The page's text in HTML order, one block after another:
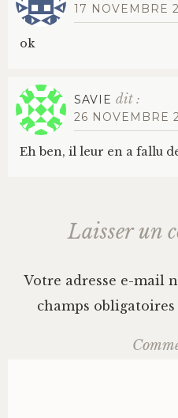
17 NOVEMBRE
ok
SAVIE dit :
26 NOVEMBRE
Eh ben, il leur en a fallu
Laisser un
Votre adresse e-mail
champs